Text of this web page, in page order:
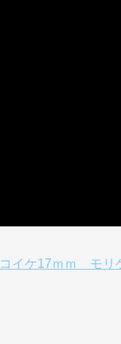
コイケ17ｍｍ モリ